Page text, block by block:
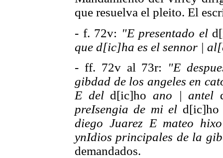
que resuelva el pleito. El
- f. 72v: "E presentado el
que d[ic]ha es el sennor |
- ff. 72v al 73r:
"E
gibdad de los angeles en
E deld[ic]ho ano | antel
preIsengia de mi el
diego Juarez E mateo
ynIdios principales de la
demandados.